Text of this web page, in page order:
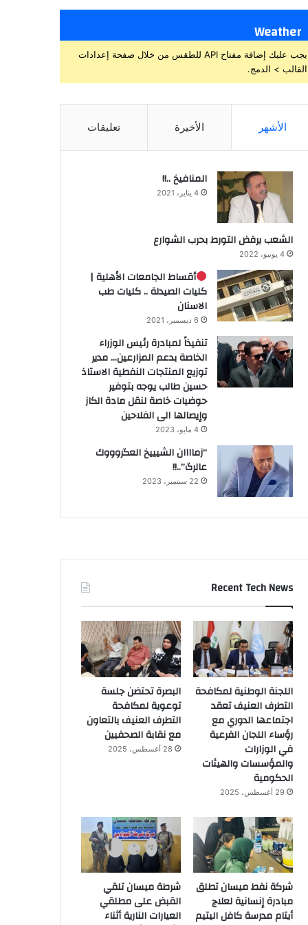
Weather
يجب عليك إضافة مفتاح API للطقس من خلال صفحة إعدادات
القالب > الدمج.
الأشهر الأخيرة تعليقات
المنافيخ ..!!
4 يناير، 2021
الشعب يرفض التورط بحرب الشوارع
4 يونيو، 2022
أقساط الجامعات الأهلية |
كليات الصيدلة .. كليات طب
الاسنان
6 ديسمبر، 2021
تنفيذاً لمبادرة رئيس الوزراء
الخاصة بدعم المزارعين… مدير
توزيع المنتجات النفطية الاستاذ
حسين طالب يوجه بتوفير
حوضيات خاصة لنقل مادة الكاز
وإيصالها الى الفلاحين
4 مايو، 2023
“زماااان الشيييخ العگروووك
عالرگ”..!!
22 سبتمبر، 2023
Recent Tech News
اللجنة الوطنية لمكافحة
التطرف العنيف تعقد
اجتماعها الدوري مع
رؤساء اللجان الفرعية
في الوزارات
والمؤسسات والهيئات
الحكومية
29 أغسطس، 2025
البصرة تحتضن جلسة
توعوية لمكافحة
التطرف العنيف بالتعاون
مع نقابة الصحفيين
28 أغسطس، 2025
شركة نفط ميسان تطلق
مبادرة إنسانية لعلاج
أيتام مدرسة كافل اليتيم
شرطة ميسان تلقي
القبض على مطلقي
العيارات النارية أثناء